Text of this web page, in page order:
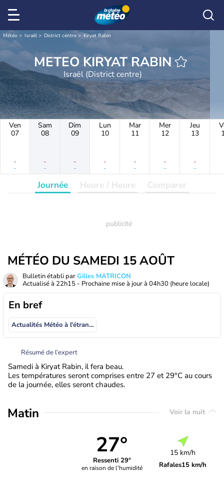
Météo Israël District centre Kiryat Rabin
METEO KIRYAT RABIN
Israël (District centre)
Ven
07
-
-
Sam
08
-
-
Dim
09
-
-
Lun
10
-
-
Mar
11
-
-
Mer
12
-
-
Jeu
13
-
-
Journée Heure / Heure Comparer
MÉTÉO DU SAMEDI 15 AOÛT
Bulletin établi parGilles MATRICON
Actualisé à 22h15 - Prochaine mise à jour à 04h30 (heure locale)
En bref
Actualités Météo à l'étranger
Résumé de l’expert
Samedi à Kiryat Rabin, il fera beau.
Les températures seront comprises entre 27 et 29°C au cours
de la journée, elles seront chaudes.
Matin Voir la nuit
27°
Ressenti 29°
en raison de l'humidité
15 km/h
Rafales15 km/h